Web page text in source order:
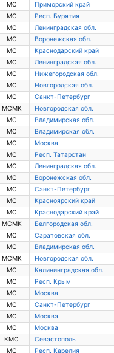
МС Приморский край
МС Респ. Бурятия
МС Ленинградская обл.
МС Воронежская обл.
МС Краснодарский край
МС Ленинградская обл.
МС Нижегородская обл.
МС Новгородская обл.
МС Санкт-Петербург
МСМК Новгородская обл.
МС Владимирская обл.
МС Владимирская обл.
МС Москва
МС Респ. Татарстан
МС Ленинградская обл.
МС Воронежская обл.
МС Санкт-Петербург
МС Красноярский край
МС Краснодарский край
МСМК Белгородская обл.
МС Саратовская обл.
МС Владимирская обл.
МСМК Новгородская обл.
МС Калининградская обл.
МС Респ. Крым
МС Москва
МС Санкт-Петербург
МС Москва
МС Москва
КМС Севастополь
МС Респ. Карелия